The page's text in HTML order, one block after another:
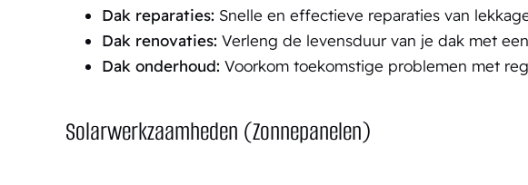
Dak reparaties: Snelle en effectieve reparaties van
Dak renovaties: Verleng de levensduur van je dak met
Dak onderhoud: Voorkom toekomstige problemen met
Solarwerkzaamheden (Zonnepanelen)